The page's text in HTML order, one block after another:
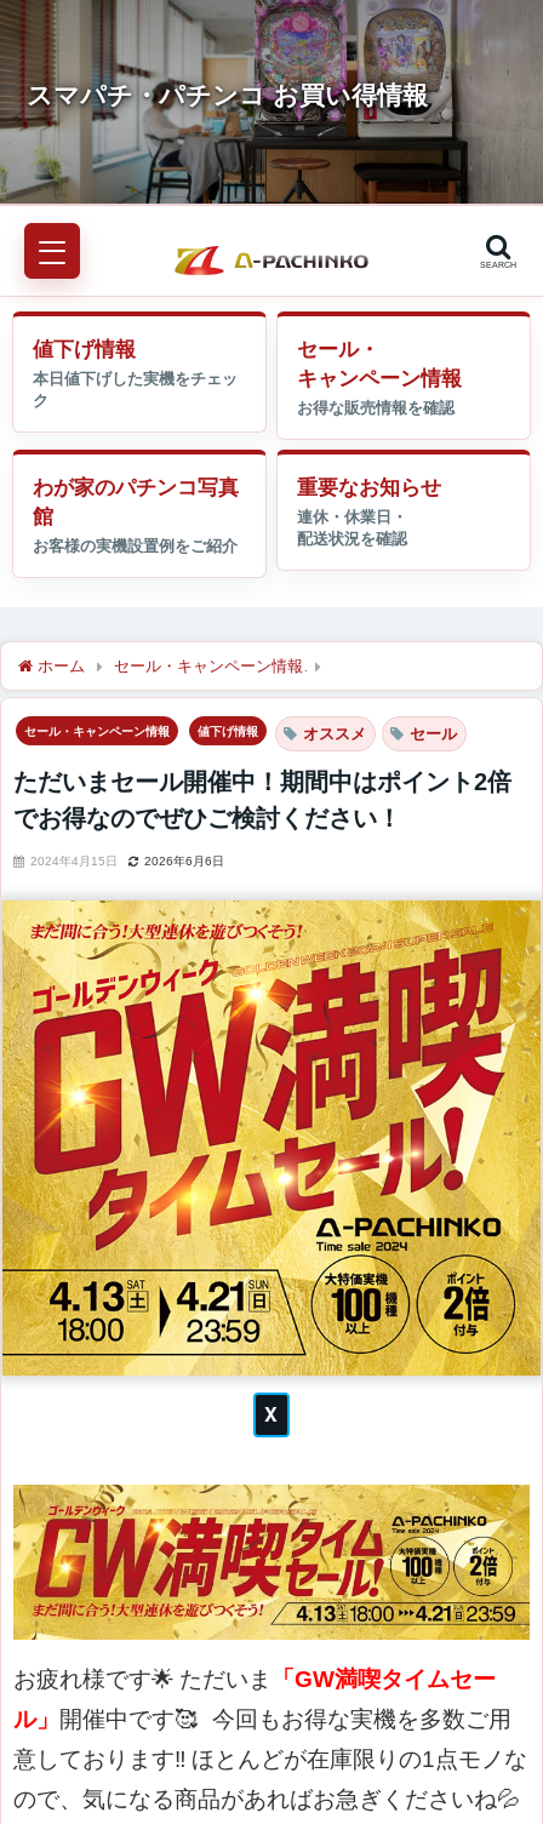
SEARCH
値下げ情報
セール・
キャンペーン情報
わが家のパチンコ写真
館
重要なお知らせ
ホーム セール・キャンペーン情報
セール・キャンペーン情報 値下げ情報 オススメ セール
ただいまセール開催中！期間中はポイント2倍
でお得なのでぜひご検討ください！
2024年4月15日 2026年6月6日
お疲れ様です🌟 ただいま
「GW満喫タイムセー
ル」 開催中です🥰 今回もお得な実機を多数ご用
意しております‼ ほとんどが在庫限りの1点モノな
ので、気になる商品があればお急ぎくださいね💦